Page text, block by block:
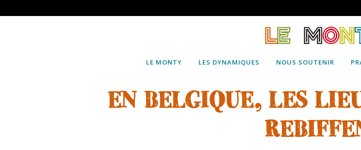
LE MONTY LES DYNAMIQUES NOUS SOUTENIR
EN BELGIQUE, LES